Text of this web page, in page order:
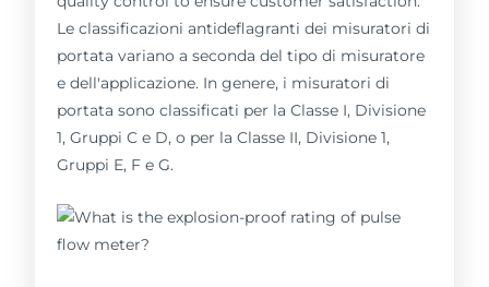
Le classificazioni antideflagranti dei misuratori di
portata variano a seconda del tipo di misuratore
e dell'applicazione. In genere, i misuratori di
portata sono classificati per la Classe I, Divisione
1, Gruppi C e D, o per la Classe II, Divisione 1,
Gruppi E, F e G.